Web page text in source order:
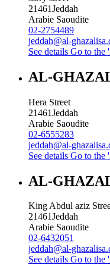
21461Jeddah
Arabie Saoudite
02-2754489
jeddah@al-
See details Go to
AL-
Hera Street
21461Jeddah
Arabie Saoudite
02-6555283
jeddah@al-
See details Go to
AL-
King Abdul aziz
21461Jeddah
Arabie Saoudite
02-6432051
jeddah@al-
See details Go to